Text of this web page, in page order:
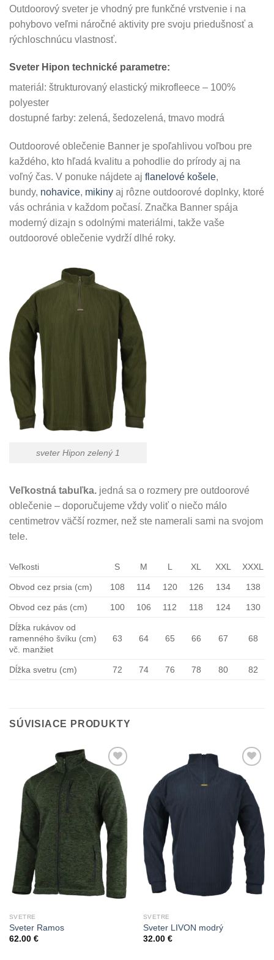
Outdoorový sveter je vhodný pre funkčné vrstvenie i na
pohybovo veľmi náročné aktivity pre svoju priedušnosť a
rýchloschnúcu vlastnosť.
Sveter Hipon technické parametre:
materiál: štrukturovaný elastický mikrofleece – 100%
polyester
dostupné farby: zelená, šedozelená, tmavo modrá
Outdoorové oblečenie Banner je spoľahlivou voľbou pre
každého, kto hľadá kvalitu a pohodlie do prírody aj na
voľný čas. V ponuke nájdete aj flanelové košele,
bundy, nohavice, mikiny aj rôzne outdoorové doplnky, ktoré
vás ochránia v každom počasí. Značka Banner spája
moderný dizajn s odolnými materiálmi, takže vaše
outdoorové oblečenie vydrží dlhé roky.
sveter Hipon zelený 1
Veľkostná tabuľka. jedná sa o rozmery pre outdoorové
oblečenie – doporučujeme vždy voliť o niečo málo
centimetrov väčší rozmer, než ste namerali sami na svojom
tele.
Veľkosti S M L XL XXL XXXL
Obvod cez prsia (cm) 108 114 120 126 134 138
Obvod cez pás (cm) 100 106 112 118 124 130
Dĺžka rukávov od
ramenného švíku (cm)
vč. manžiet
63 64 65 66 67 68
Dĺžka svetru (cm) 72 74 76 78 80 82
SÚVISIACE PRODUKTY
Add to
Wishlist
SVETRE
Sveter Ramos
62.00 €
Add to
Wishlist
SVETRE
Sveter LIVON modrý
32.00 €